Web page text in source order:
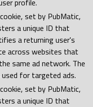
profile.
set by PubMatic,
a unique ID that
a returning user's
across websites that
same ad network. The
used for targeted ads.
set by PubMatic,
a unique ID that